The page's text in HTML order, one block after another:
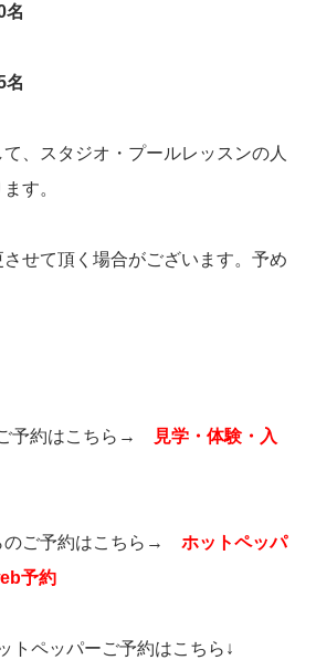
名
名
、スタジオ・プールレッスンの人
す。
せて頂く場合がございます。予め
予約はこちら→
見学・体験・入
のご予約はこちら→ホットペッパ
予約
トペッパーご予約はこちら↓